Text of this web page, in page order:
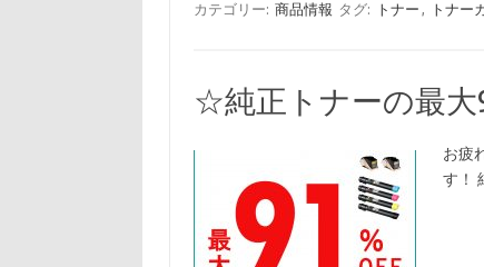
カテゴリー: 商品情報 タグ: トナー , トナー
☆純正トナーの最大
お疲
す！